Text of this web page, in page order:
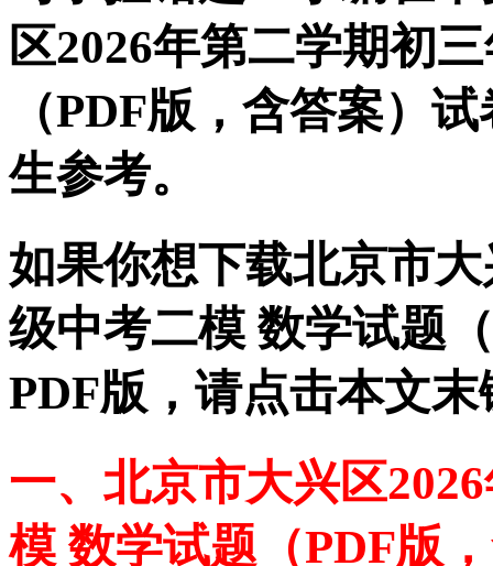
区2026年第二学期初
（PDF版，含答案）
生参考。
如果你想下载北京市
级中考二模 数学试题
PDF版，请点击本文末
一、北京市大兴区
模 数学试题（PDF版